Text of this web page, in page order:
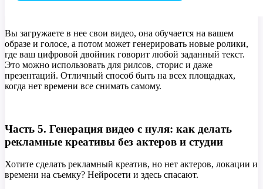
Вы загружаете в нее свои видео, она обучается на вашем
образе и голосе, а потом может генерировать новые ролики,
где ваш цифровой двойник говорит любой заданный текст.
Это можно использовать для рилсов, сторис и даже
презентаций. Отличный способ быть на всех площадках,
когда нет времени все снимать самому.
Часть 5. Генерация видео с нуля: как делать
рекламные креативы без актеров и студии
Хотите сделать рекламный креатив, но нет актеров, локации и
времени на съемку? Нейросети и здесь спасают.